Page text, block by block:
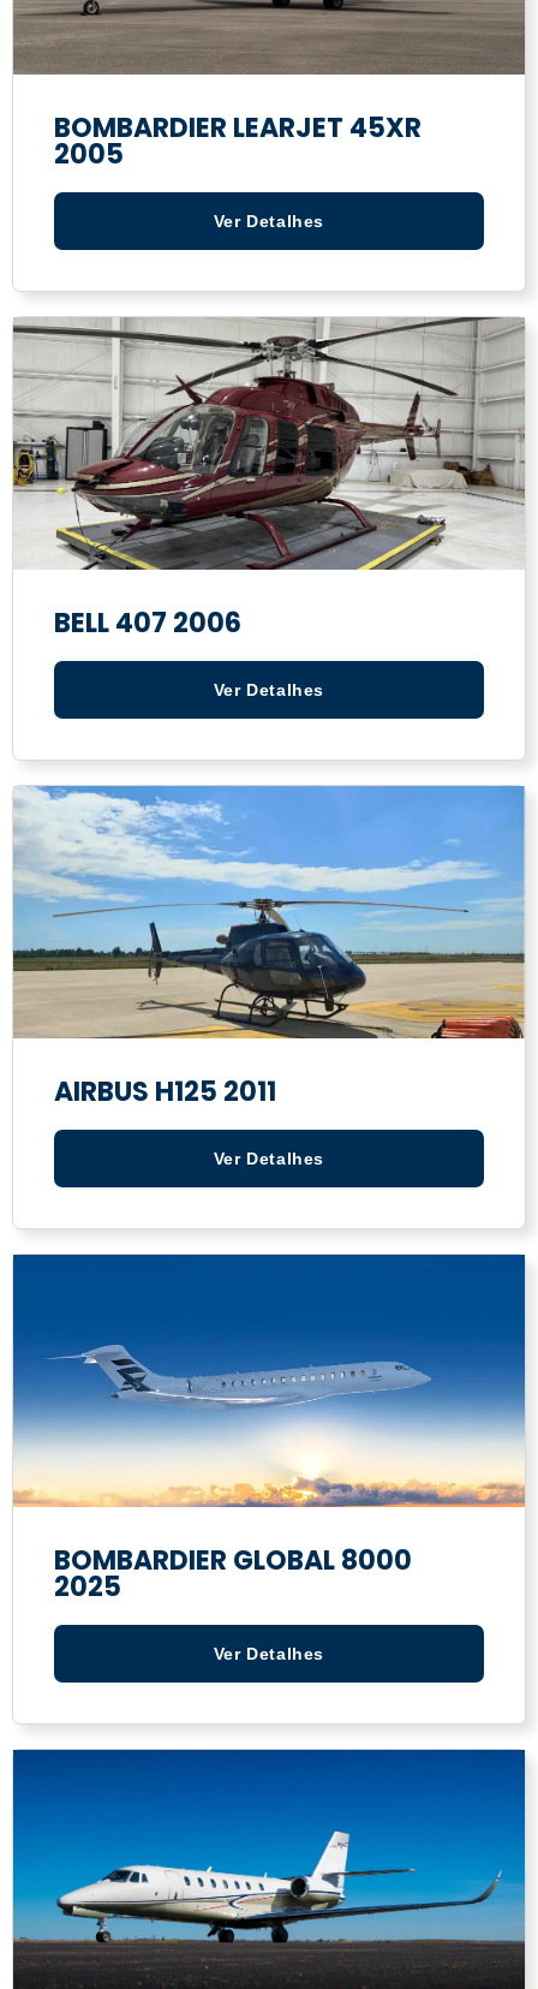
BOMBARDIER LEARJET 45XR
2005
Ver Detalhes
BELL 407 2006
Ver Detalhes
AIRBUS H125 2011
Ver Detalhes
BOMBARDIER GLOBAL 8000
2025
Ver Detalhes